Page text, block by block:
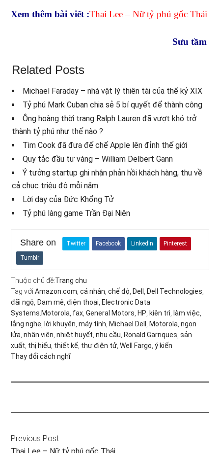
Xem thêm bài viết :Thai Lee – Nữ tỷ phú gốc Thái
Sưu tầm
Related Posts
Michael Faraday – nhà vật lý thiên tài của thế kỷ XIX
Tỷ phú Mark Cuban chia sẻ 5 bí quyết để thành công
Ông hoàng thời trang Ralph Lauren đã vượt khó trở
thành tỷ phú như thế nào ?
Tim Cook đã đưa đế chế Apple lên đỉnh thế giới
Quy tắc đầu tư vàng – William Delbert Gann
Ý tưởng startup ghi nhận phản hồi khách hàng, thu về
cả chục triệu đô mỗi năm
Lời dạy của Đức Khổng Tử
Tỷ phú làng game Trần Đại Niên
Share on Twitter Facebook LinkedIn Pinterest
Tumblr
Thuộc chủ đề:Trang chu
Tag với:Amazon.com ,cá nhân ,chế độ Dell Dell Technologies
đãi ngộ Đam mê ,điện thoại Electronic Data
Systems.Motorola fax ,General Motors HP kiên trì làm việc
lắng nghe
lời khuyên ,máy tính Michael Dell Motorola ,ngọn
lửa ,nhân viên ,nhiệt huyết ,nhu cầu Ronald Garriques ,sản
xuất thị hiếu thiết kế thư điện tử ,Well Fargo ,ý kiến
Thay đổi cách nghĩ
Previous Post